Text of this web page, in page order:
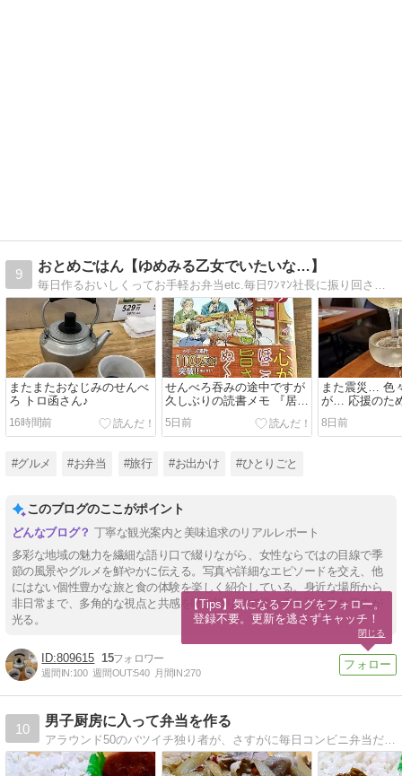
9
おとめごはん【ゆめみる乙女でいたいな…】
毎日作るおいしくってお手軽お弁当etc.毎日ﾜﾝﾏﾝ社長に振り回されている秘書の独り言
またまたおなじみのせんべ
ろ トロ函さん♪
16時間前
せんべろ吞みの途中ですが
久しぶりの読書メモ 『居酒
屋ぼったくり ⑨』
5日前
また震災… 色
が… 応援のた
馴染みせんべろ
8日前
#グルメ #お弁当 #旅行 #お出かけ #ひとりごと
このブログのここがポイント
丁寧な観光案内と美味追求のリアルレポート
多彩な地域の魅力を繊細な語り口で綴りながら、女性ならではの目線で季
節の風景やグルメを鮮やかに伝える。写真や詳細なエピソードを交え、他
にはない個性豊かな旅と食の体験を楽しく紹介している。身近な場所から
非日常まで、多角的な視点と共感を呼ぶ語り口で読み手を引き込む工夫が
光る。
809615 15
週間IN:100 週間OUT:540 月間IN:270
10
男子厨房に入って弁当を作る
アラウンド50のバツイチ独り者が、さすがに毎日コンビニ弁当だと飽きるので、気まぐれに始めた弁当作り。俗にいう「弁当男子」のブログ。
【Tips】気になるブログをフォロー。
登録不要。更新を逃さずキャッチ！
閉じる